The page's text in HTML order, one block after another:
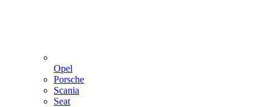
Opel
Porsche
Scania
Seat